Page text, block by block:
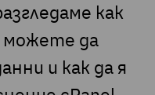
как
можете да
и как да я